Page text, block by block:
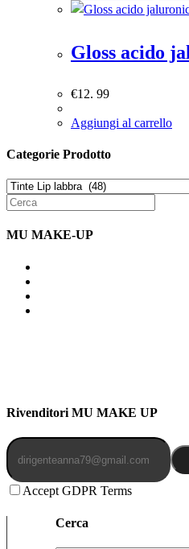
Gloss acido
€12. 99
Aggiungi al carrello
Categorie Prodotto
MU MAKE-UP
Rivenditori MU MAKE UP
Accept GDPR Terms
Cerca